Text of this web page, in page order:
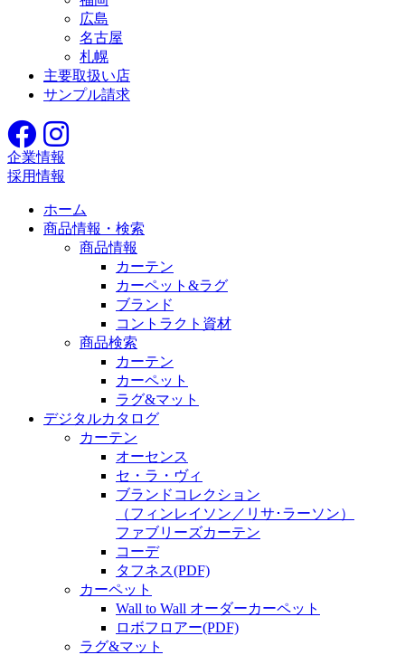
広島
名古屋
札幌
主要取扱い店
サンプル請求
企業情報
採用情報
ホーム
商品情報・検索
商品情報
カーテン
カーペット&ラグ
ブランド
コントラクト資材
商品検索
カーテン
カーペット
ラグ&マット
デジタルカタログ
カーテン
オーセンス
セ・ラ・ヴィ
ブランドコレクション
（フィンレイソン／リサ･ラーソン）
ファブリーズカーテン
コーデ
タフネス(PDF)
カーペット
Wall to Wall オーダーカーペット
ロボフロアー(PDF)
ラグ&マット